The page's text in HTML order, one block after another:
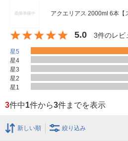
アクエリアス 2000ml 6本【
5.0 3件のレビ
星5
星4
星3
星2
星1
3件中1件から3件までを表示
新しい順 絞り込み